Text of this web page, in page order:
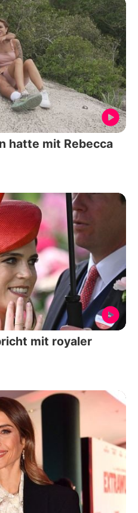
hatte mit Rebecca
mit royaler